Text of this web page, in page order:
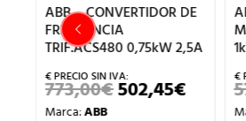
ABB – CONVERTIDOR DE
FRECUENCIA
TRIF.ACS480 0,75kW 2,5A
773,00€EL
PRECIO
502,45€EL
PRECIO
Marca:ABB